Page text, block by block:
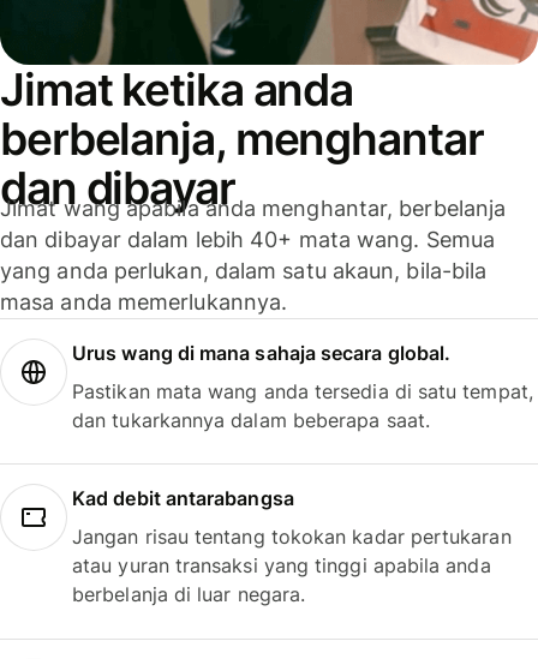
Jimat ketika anda
berbelanja, menghantar
dan dibayar
Jimat wang apabila anda menghantar, berbelanja
dan dibayar dalam lebih 40+ mata wang. Semua
yang anda perlukan, dalam satu akaun, bila-bila
masa anda memerlukannya.
Urus wang di mana sahaja secara global.
Pastikan mata wang anda tersedia di satu tempat,
dan tukarkannya dalam beberapa saat.
Kad debit antarabangsa
Jangan risau tentang tokokan kadar pertukaran
atau yuran transaksi yang tinggi apabila anda
berbelanja di luar negara.